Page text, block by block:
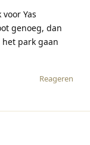
Yas
genoeg, dan
park gaan
Reageren